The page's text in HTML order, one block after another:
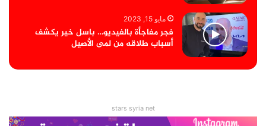
مايو 15, 2023
فجر مفاجأة بالفيديو… باسل خير يكشف
أسباب طلاقه من لمى الأصيل
stars syria net